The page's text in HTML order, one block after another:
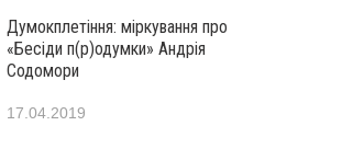
Думокплетіння: міркування про
«Бесіди п(р)одумки» Андрія
Содомори
17.04.2019